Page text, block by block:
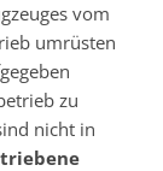
vom
umrüsten
zu
nicht in